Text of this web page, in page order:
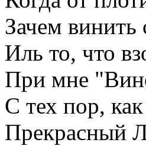
Зачем винить
Иль то, что
При мне
С тех пор,
Прекрасный